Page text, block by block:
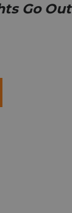
Go Out